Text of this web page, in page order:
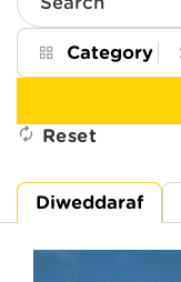
Search
Category
Reset
Diweddaraf